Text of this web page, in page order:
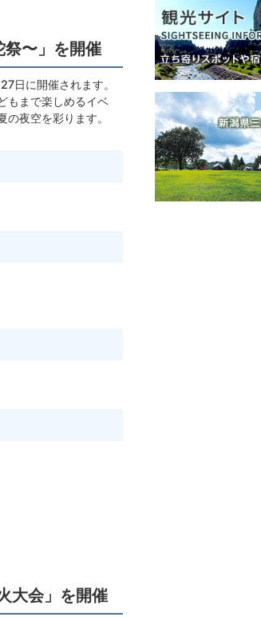
〜」を開催
日に開催されます。
もまで楽しめるイベ
夜空を彩ります。
大会」を開催